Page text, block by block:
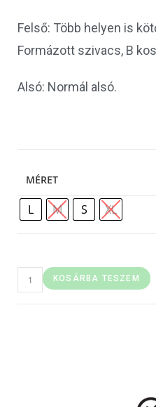
Felső: Több helyen is
Formázott szivacs, B
Alsó: Normál alsó.
MÉRET
L M S XL
KOSÁRBA TESZEM